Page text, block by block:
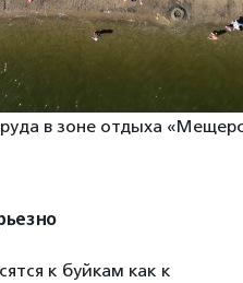
в зоне отдыха
к буйкам как к